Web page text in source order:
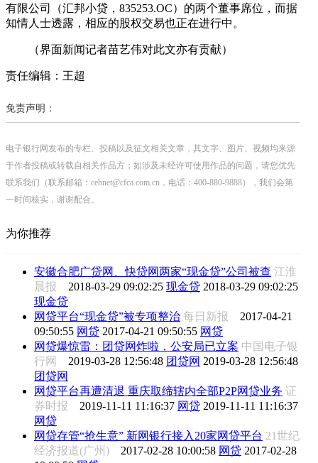
有限公司（汇邦小贷，835253.OC）的两个董事席位，而据
知情人士透露，相应的股权交易也正在进行中。
（界面新闻记者苗艺伟对此文亦有贡献）
责任编辑：王超
免责声明：
电子银行网发布的专栏、投稿以及征文相关文章，其文字、图片、视频均来源
于作者投稿或转载自相关作品方；如涉及未经许可使用作品的问题，请您优先
联系我们（联系邮箱：cebnet@cfca.com.cn，电话：400-880-9888），我们会第
一时间核实，谢谢配合。
为你推荐
安徽合肥广贷网、快贷网两家“现金贷”公司被查 江淮
晨报 2018-03-29 09:02:25 现金贷 2018-03-29 09:02:25
现金贷
网贷平台“现金贷”被专项整治 每日新报 2017-04-21
09:50:55 网贷 2017-04-21 09:50:55 网贷
网贷爆惊雷：团贷网炸啦，公安局已立案 中国电子银
行网 2019-03-28 12:56:48 团贷网 2019-03-28 12:56:48
团贷网
网贷平台再遭清退 重庆取缔辖内全部P2P网贷业务 证
券时报 2019-11-11 11:16:37 网贷 2019-11-11 11:16:37
网贷
网贷存管“抢生意” 新网银行接入20家网贷平台 21世纪
经济报道(广州) 2017-02-28 10:00:58 网贷 2017-02-28